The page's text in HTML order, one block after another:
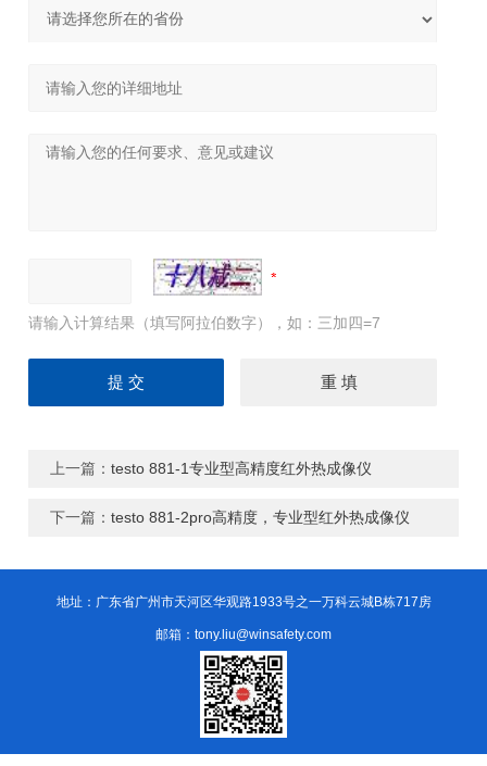
请输入计算结果（填写阿拉伯数字），如：三加四=7
上一篇：testo 881-1专业型高精度红外热成像仪
下一篇：testo 881-2pro高精度，专业型红外热成像仪
地址：广东省广州市天河区华观路1933号之一万科云城B栋717房
邮箱：tony.liu@winsafety.com